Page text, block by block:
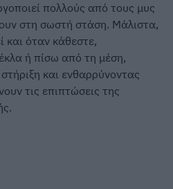
πολλούς από τους μυς
στη σωστή στάση. Μάλιστα,
και όταν κάθεστε,
ή πίσω από τη μέση,
και ενθαρρύνοντας
τις επιπτώσεις της